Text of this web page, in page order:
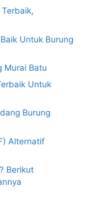
Untuk Burung
Murai Batu
Untuk
Burung
Alternatif
Berikut